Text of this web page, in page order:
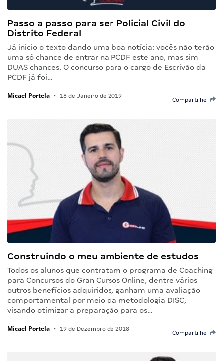
Passo a passo para ser Policial Civil do
Distrito Federal
Já inicio o texto dando uma boa notícia: vocês não terão
uma só chance de entrar na PCDF este ano, mas sim
DUAS chances. O concurso para o cargo de Escrivão da
PCDF já foi…
Micael Portela • 18 de Janeiro de 2019
Compartilhe
Construindo o meu ambiente de estudos
Todos os alunos que contratam o programa de Coaching
para Concursos do Gran Cursos Online, dentre vários
outros benefícios adquiridos, ganham uma avaliação
comportamental por meio da metodologia DISC,
visando otimizar a preparação para os…
Micael Portela • 19 de Dezembro de 2018
Compartilhe